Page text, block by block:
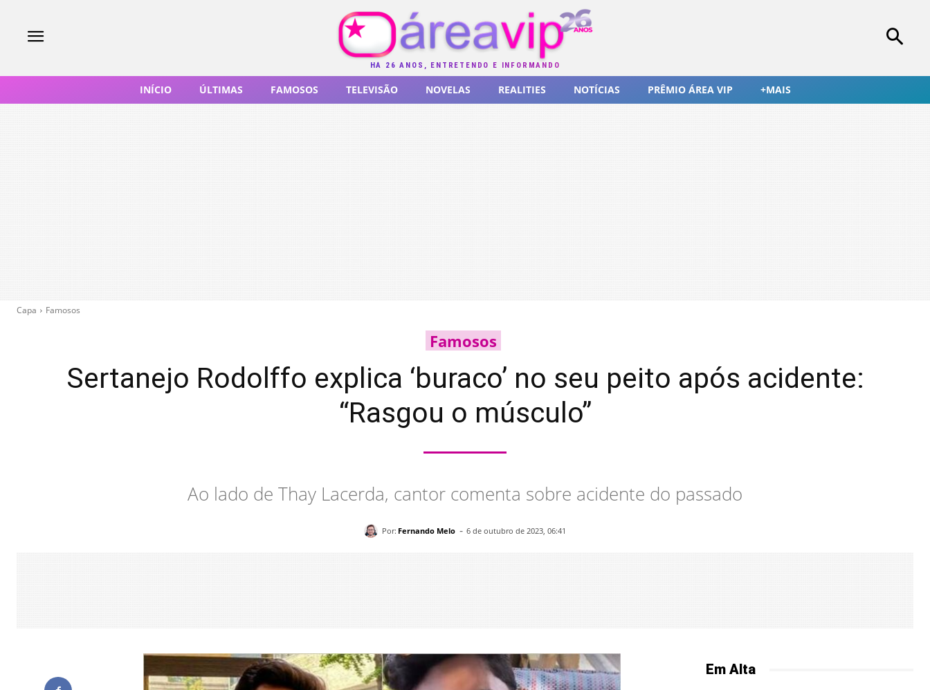
HÁ 26 ANOS, ENTRETENDO E INFORMANDO
INÍCIO ÚLTIMAS FAMOSOS TELEVISÃO NOVELAS REALITIES NOTÍCIAS PRÊMIO ÁREA VIP +MAIS
Capa Famosos
Famosos
Sertanejo Rodolffo explica ‘buraco’ no seu peito após acidente:
“Rasgou o músculo”
Ao lado de Thay Lacerda, cantor comenta sobre acidente do passado
Por: Fernando Melo - 6 de outubro de 2023, 06:41
Em Alta